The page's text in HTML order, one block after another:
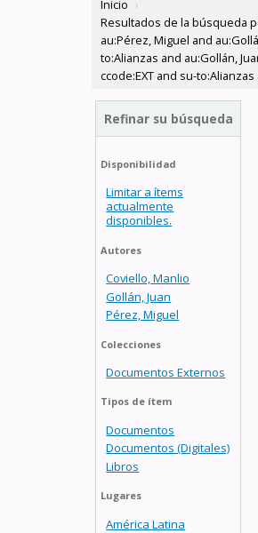
Inicio ›
Resultados de la búsqueda
au:Pérez, Miguel and
to:Alianzas and au:Gollán,
ccode:EXT and su-
Refinar su búsqueda
Disponibilidad
Limitar a ítems
actualmente
disponibles.
Autores
Coviello, Manlio
Gollán, Juan
Pérez, Miguel
Colecciones
Documentos Externos
Tipos de ítem
Documentos
Documentos (Digitales)
Libros
Lugares
América Latina